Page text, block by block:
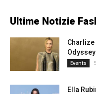
Ultime Notizie
Charlize
Events
Ella